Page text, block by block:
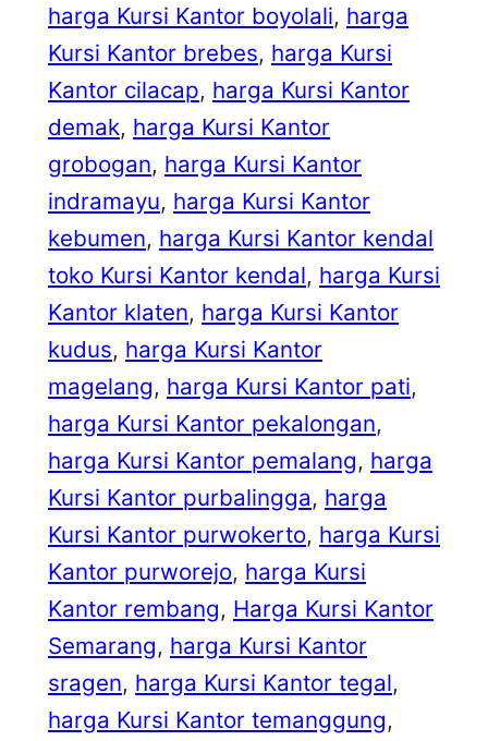
harga Kursi Kantor boyolali, harga
Kursi Kantor brebes, harga Kursi
Kantor cilacap, harga Kursi Kantor
demak, harga Kursi Kantor
grobogan, harga Kursi Kantor
indramayu, harga Kursi Kantor
kebumen, harga Kursi Kantor kendal
toko Kursi Kantor kendal, harga Kursi
Kantor klaten, harga Kursi Kantor
kudus, harga Kursi Kantor
magelang, harga Kursi Kantor pati
harga Kursi Kantor pekalongan
harga Kursi Kantor pemalang, harga
Kursi Kantor purbalingga, harga
Kursi Kantor purwokerto, harga Kursi
Kantor purworejo, harga Kursi
Kantor rembang, Harga Kursi Kantor
Semarang, harga Kursi Kantor
sragen, harga Kursi Kantor tegal
harga Kursi Kantor temanggung